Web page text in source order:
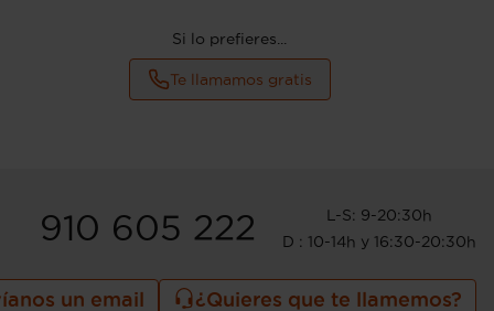
Si lo prefieres...
Te llamamos gratis
910 605 222
L-S: 9-20:30h
D : 10-14h y 16:30-20:30h
un email ¿Quieres que te llamemos?